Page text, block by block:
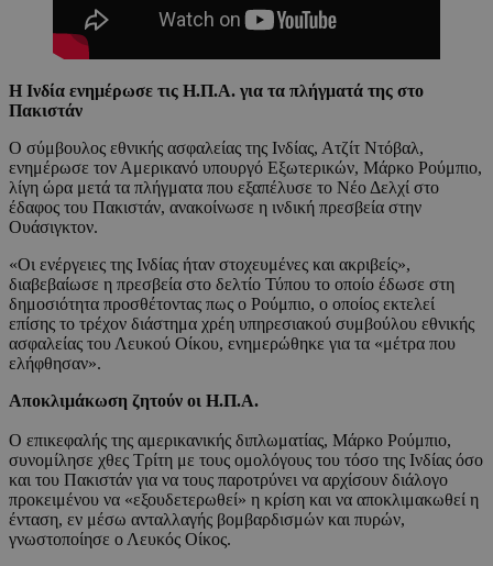
Η Ινδία ενημέρωσε τις Η.Π.Α. για τα πλήγματά της στο
Πακιστάν
Ο σύμβουλος εθνικής ασφαλείας της Ινδίας, Ατζίτ Ντόβαλ,
ενημέρωσε τον Αμερικανό υπουργό Εξωτερικών, Μάρκο Ρούμπιο,
λίγη ώρα μετά τα πλήγματα που εξαπέλυσε το Νέο Δελχί στο
έδαφος του Πακιστάν, ανακοίνωσε η ινδική πρεσβεία στην
Ουάσιγκτον.
«Οι ενέργειες της Ινδίας ήταν στοχευμένες και ακριβείς»,
διαβεβαίωσε η πρεσβεία στο δελτίο Τύπου το οποίο έδωσε στη
δημοσιότητα προσθέτοντας πως ο Ρούμπιο, ο οποίος εκτελεί
επίσης το τρέχον διάστημα χρέη υπηρεσιακού συμβούλου εθνικής
ασφαλείας του Λευκού Οίκου, ενημερώθηκε για τα «μέτρα που
ελήφθησαν».
Αποκλιμάκωση ζητούν οι Η.Π.Α.
Ο επικεφαλής της αμερικανικής διπλωματίας, Μάρκο Ρούμπιο,
συνομίλησε χθες Τρίτη με τους ομολόγους του τόσο της Ινδίας όσο
και του Πακιστάν για να τους παροτρύνει να αρχίσουν διάλογο
προκειμένου να «εξουδετερωθεί» η κρίση και να αποκλιμακωθεί η
ένταση, εν μέσω ανταλλαγής βομβαρδισμών και πυρών,
γνωστοποίησε ο Λευκός Οίκος.